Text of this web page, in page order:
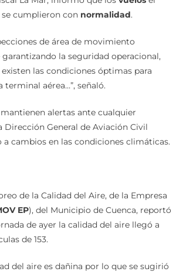
cumplieron con normalidad.
de área de movimiento
la seguridad operacional,
las condiciones óptimas para
terminal aérea…”, señaló.
alertas ante cualquier
Dirección General de Aviación Civil
a cambios en las condiciones climáticas.
de la Calidad del Aire, de la Empresa
EP), del Municipio de Cuenca, reportó
de ayer la calidad del aire llegó a
de 153.
del aire es dañina por lo que se sugirió